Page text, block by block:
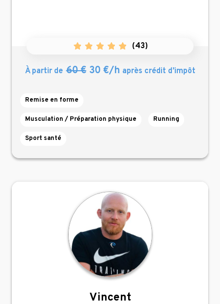
(43)
À partir de 60 €30 €/h après crédit d’impôt
Remise en forme
Musculation / Préparation physique Running
Sport santé
Vincent